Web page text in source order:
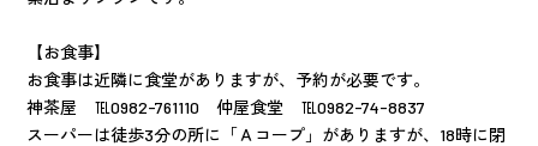
【お食事】
お食事は近隣に食堂がありますが、予約が必要です。
神茶屋 ℡0982-761110 仲屋食堂 ℡0982-74-8837
スーパーは徒歩3分の所に「Ａコープ」がありますが、18時に閉